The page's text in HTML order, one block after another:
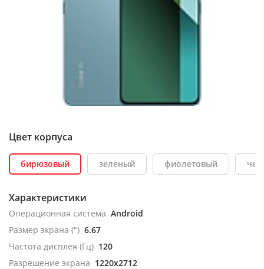
Цвет корпуса
бирюзовый зеленый фиолетовый
Характеристики
Операционная система Android
Размер экрана (") 6.67
Частота дисплея (Гц) 120
Разрешение экрана 1220x2712